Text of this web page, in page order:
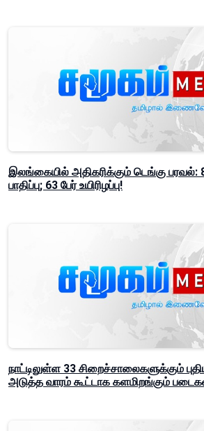
இலங்கையில் அதிகரிக்கும் டெங்கு பரவல்:
பாதிப்பு; 63 பேர் உயிரிழப்பு!
நாட்டிலுள்ள 33 சிறைச்சாலைகளுக்கும்
அடுத்த வாரம் கூட்டாக களமிறங்கும்